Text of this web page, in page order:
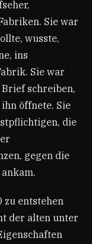
Sie war
wusste,
ins
Sie war
schreiben,
öffnete. Sie
die
gegen die
zu entstehen
der alten unter